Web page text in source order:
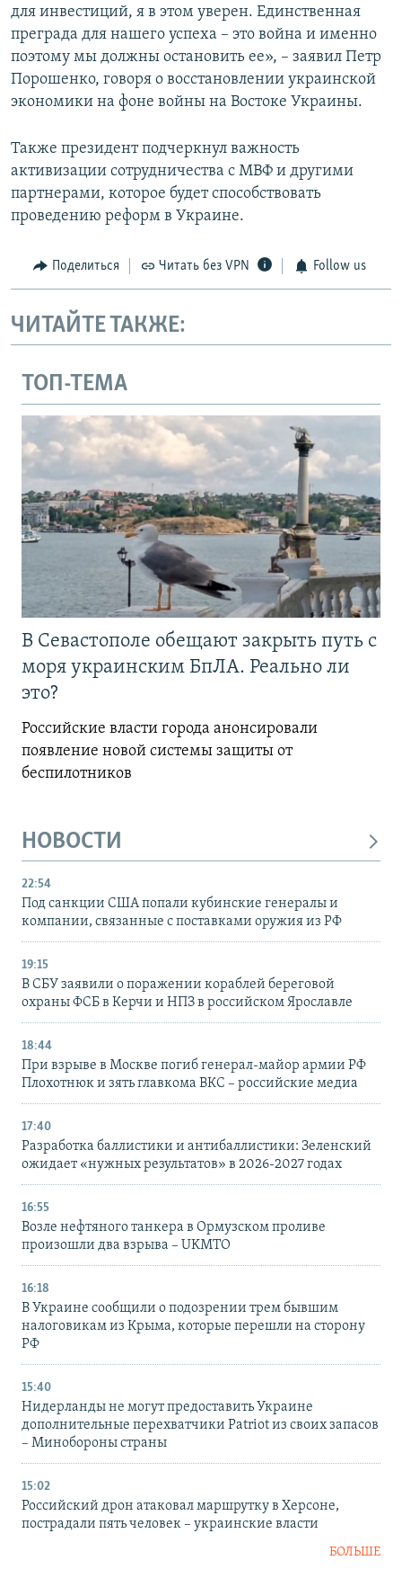
для инвестиций, я в этом уверен. Единственная
преграда для нашего успеха – это война и именно
поэтому мы должны остановить ее», – заявил Петр
Порошенко, говоря о восстановлении украинской
экономики на фоне войны на Востоке Украины.
Также президент подчеркнул важность
активизации сотрудничества с МВФ и другими
партнерами, которое будет способствовать
проведению реформ в Украине.
Поделиться Читать без VPN Follow us
ЧИТАЙТЕ ТАКЖЕ:
ТОП-ТЕМА
В Севастополе обещают закрыть путь с
моря украинским БпЛА. Реально ли
это?
Российские власти города анонсировали
появление новой системы защиты от
беспилотников
НОВОСТИ
22:54
Под санкции США попали кубинские генералы и
компании, связанные с поставками оружия из РФ
19:15
В СБУ заявили о поражении кораблей береговой
охраны ФСБ в Керчи и НПЗ в российском Ярославле
18:44
При взрыве в Москве погиб генерал-майор армии РФ
Плохотнюк и зять главкома ВКС – российские медиа
17:40
Разработка баллистики и антибаллистики: Зеленский
ожидает «нужных результатов» в 2026-2027 годах
16:55
Возле нефтяного танкера в Ормузском проливе
произошли два взрыва – UKMTO
16:18
В Украине сообщили о подозрении трем бывшим
налоговикам из Крыма, которые перешли на сторону
РФ
15:40
Нидерланды не могут предоставить Украине
дополнительные перехватчики Patriot из своих запасов
– Минобороны страны
15:02
Российский дрон атаковал маршрутку в Херсоне,
пострадали пять человек – украинские власти
БОЛЬШЕ